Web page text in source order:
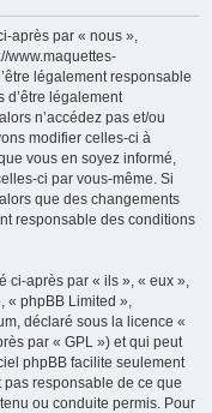
après par « nous »,
www.maquettes-
légalement responsable
d’être légalement
n’accédez pas et/ou
modifier celles-ci à
vous en soyez informé,
ci par vous-même. Si
que des changements
responsable des conditions
ci-après par « ils », « eux »,
« phpBB Limited »,
déclaré sous la licence «
par « GPL ») et qui peut
phpBB facilite seulement
pas responsable de ce que
ou conduite permis. Pour